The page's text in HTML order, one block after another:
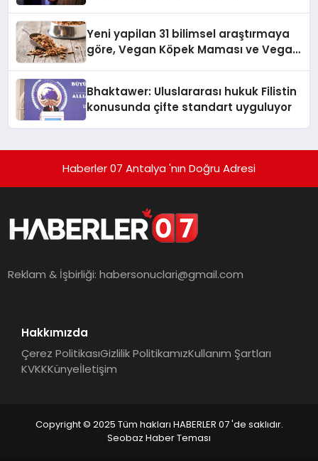
Yeni yapilan 31 bilimsel araştırmaya
göre, Vegan Köpek Maması ve Vegan
Bhaktawer: Uluslararası hukuk Filistin
konusunda çifte standart uyguluyor
Haberler 07 Antalya 'nın Doğru Adresi
Reklam & İşbirliği:habersonuclari@gmail.com
Hakkımızda
Çerez PolitikasıGizlilik PolitikamızKullanım Şartları
KVKKKünyeİletişim
Copyright © 2025 Tüm hakları HABERLER 07 'de saklıdır.
Seobaz Haber Teması